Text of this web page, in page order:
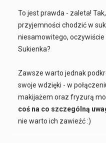
To jest prawda - zaleta!
przyjemności chodzić w
niesamowitego,
Sukienka?
Zawsze warto jednak
swoje wdzięki - w
makijażem oraz fryzurą
coś na co szczególną
nie warto ich zawieźć :)